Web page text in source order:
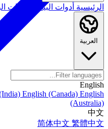
الرئيسية أدوات البيانات أدوات
العربية
English
English (Canada) English
(Australia)
中文
简体中文 繁體中文